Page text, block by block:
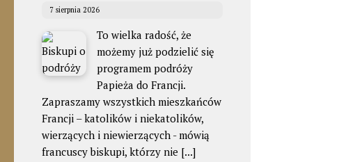
7 sierpnia 2026
To wielka radość, że
możemy już podzielić się
programem podróży
Papieża do Francji.
Zapraszamy wszystkich mieszkańców
Francji – katolików i niekatolików,
wierzących i niewierzących - mówią
francuscy biskupi, którzy nie [...]